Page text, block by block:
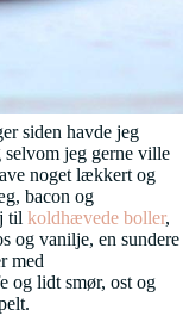
siden havde jeg
jeg gerne ville
noget lækkert og
bacon og
til koldhævede boller,
og vanilje, en sundere
med
og lidt smør, ost og